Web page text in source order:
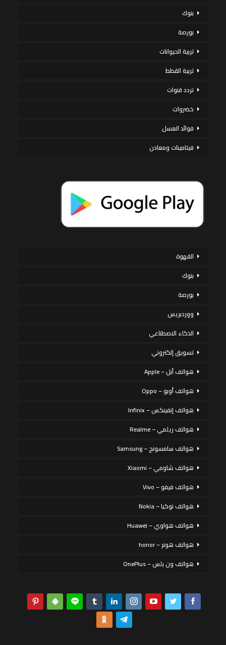
بنوك
بورصة
تربية الحيوانات
تربية القطط
تردد قنوات
خضروات
فوائد العسل
فيتامينات ومعادن
القهوة
بنوك
بورصة
ووردبريس
الذكاء الاصطناعي
تسويق إلكتروني
هواتف أبل – Apple
هواتف أوبو – Oppo
هواتف إنفينكس – Infinix
هواتف ريلمي – Realme
هواتف سامسونج – Samsung
هواتف شاومي – Xiaomi
هواتف فيفو – Vivo
هواتف نوكيا – Nokia
هواتف هواوي – Huawei
هواتف هونر – honor
هواتف ون بلس – OnePlus